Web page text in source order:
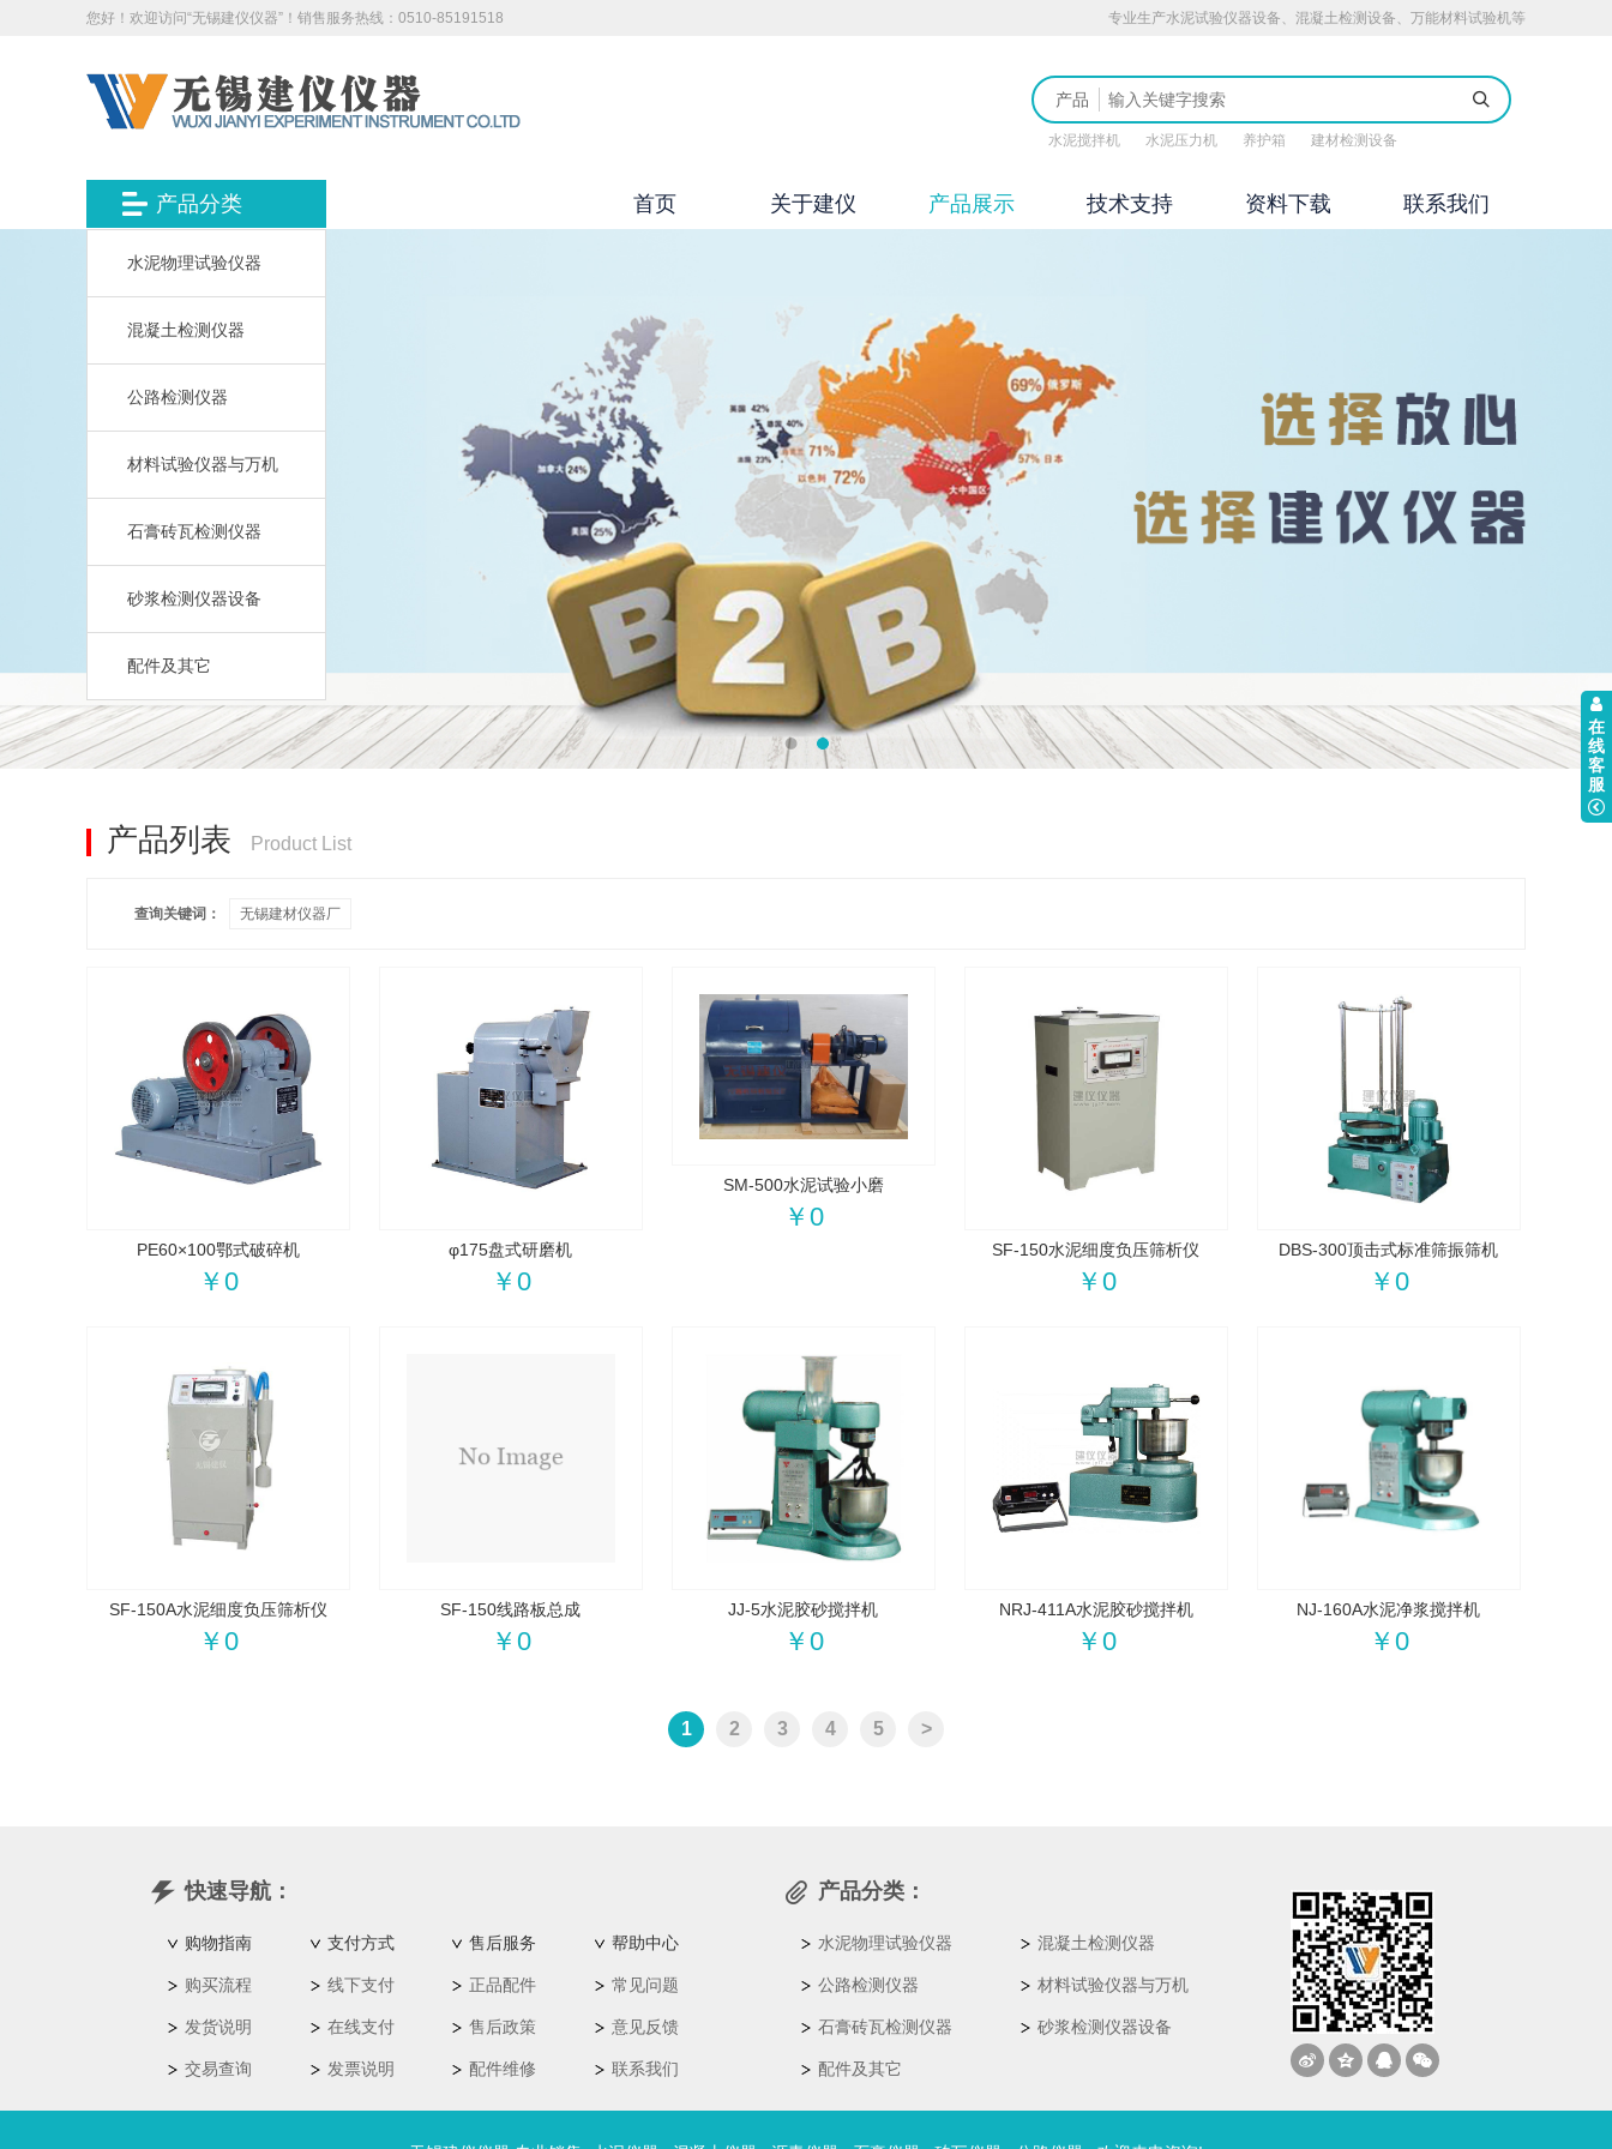
您好！欢迎访问“无锡建仪仪器”！销售服务热线：0510-85191518 专业生产水泥试验仪器设备、混凝土检测设备、万能材料试验机等
产品
水泥搅拌机 水泥压力机 养护箱 建材检测设备
产品分类
水泥物理试验仪器
混凝土检测仪器
公路检测仪器
材料试验仪器与万机
石膏砖瓦检测仪器
砂浆检测仪器设备
配件及其它
联系我们
资料下载
技术支持
产品展示
关于建仪
首页
产品列表 Product List
查询关键词： 无锡建材仪器厂
PE60×100鄂式破碎机
￥0
φ175盘式研磨机
￥0
SM-500水泥试验小磨
￥0
SF-150水泥细度负压筛析仪
￥0
DBS-300顶击式标准筛振筛机
￥0
SF-150A水泥细度负压筛析仪
￥0
SF-150线路板总成
￥0
JJ-5水泥胶砂搅拌机
￥0
NRJ-411A水泥胶砂搅拌机
￥0
NJ-160A水泥净浆搅拌机
￥0
1 2 3 4 5 >
快速导航：
购物指南
购买流程
发货说明
交易查询
支付方式
线下支付
在线支付
发票说明
售后服务
正品配件
售后政策
配件维修
帮助中心
常见问题
意见反馈
联系我们
产品分类：
水泥物理试验仪器
公路检测仪器
石膏砖瓦检测仪器
配件及其它
混凝土检测仪器
材料试验仪器与万机
砂浆检测仪器设备
在
线
客
服